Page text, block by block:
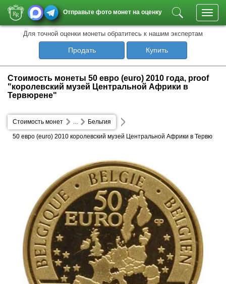
Отправьте фото монет на оценку
Для точной оценки монеты обратитесь к нашим экспертам
Продать Купить
Стоимость монеты 50 евро (euro) 2010 года, proof
"королевский музей Центральной Африки в
Тервюрене"
Стоимость монет Бельгия
...
50 евро (euro) 2010 королевский музей Центральной Африки в Тервю